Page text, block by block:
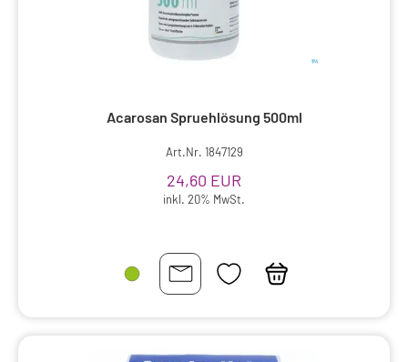
Acarosan Spruehlösung 500ml
Art.Nr. 1847129
24,60 EUR
inkl. 20% MwSt.